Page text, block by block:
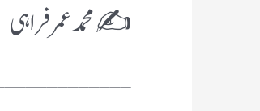
✍️ محمد عمر فراہی